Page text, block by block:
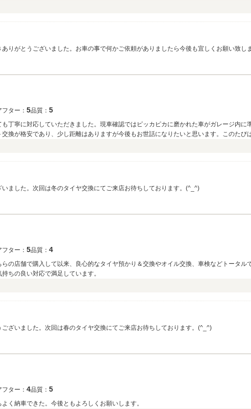
りがとうございました。お車の事で何かご依頼がありましたら今後も宜しくお願い致し
フター： 5品質： 5
丁寧に対応していただきました。現車確認ではピッカピカに磨かれた車がガレージ内に
換が格安であり、少し距離はありますが今後もお世話になりたいと思います。このたび
ました。次回は冬のタイヤ交換にてご来店お待ちしております。(^_^)
フター： 5品質： 4
の店舗で購入して以来、良心的なタイヤ預かり＆交換やオイル交換、車検などトータル
ちの良い対応で満足しています。
ざいました。次回は春のタイヤ交換にてご来店お待ちしております。(^_^)
フター： 4品質： 5
く納車できた。今後ともよろしくお願いします。